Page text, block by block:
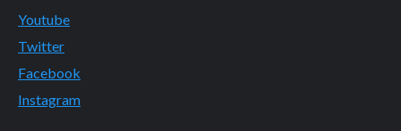
Youtube
Twitter
Facebook
Instagram